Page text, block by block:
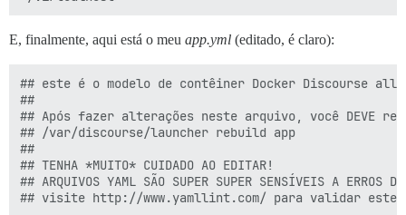
E, finalmente, aqui está o meu app.yml (editado, é claro):
## este é o modelo de contêiner Docker Discourse
##
## Após fazer alterações neste arquivo, você DEVE
## /var/discourse/launcher rebuild app
##
## TENHA *MUITO* CUIDADO AO EDITAR!
## ARQUIVOS YAML SÃO SUPER SUPER SENSÍVEIS A ERROS DE
## visite http://www.yamllint.com/ para validar este